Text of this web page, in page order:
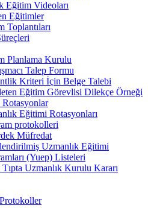
Eğitim Videoları
Eğitimler
Toplantıları
Planlama Kurulu
Talep Formu
Kriteri İçin Belge Talebi
Eğitim Görevlisi Dilekçe Örneği
Eğitimi Rotasyonları
protokolleri
Müfredat
Uzmanlık Eğitimi
(Yuep) Listeleri
Uzmanlık Kurulu Kararı